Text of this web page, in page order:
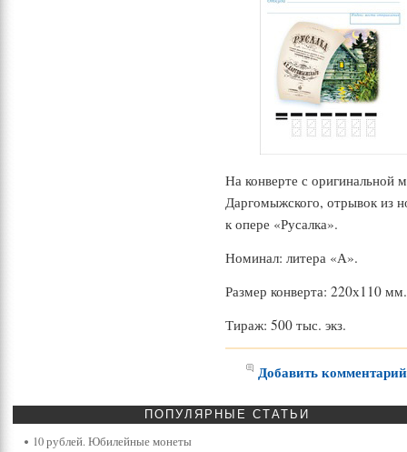
На конверте с оригинальной
Даргомыжского, отрывок из
к опере «Русалка».
Номинал: литера «А».
Размер конверта: 220х110 мм.
Тираж: 500 тыс. экз.
Добавить комментарий
ПОПУЛЯРНЫЕ СТАТЬИ
10 рублей. Юбилейные монеты